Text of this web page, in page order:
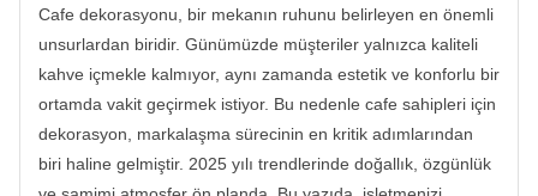
Cafe dekorasyonu, bir mekanın ruhunu belirleyen en önemli
unsurlardan biridir. Günümüzde müşteriler yalnızca kaliteli
kahve içmekle kalmıyor, aynı zamanda estetik ve konforlu bir
ortamda vakit geçirmek istiyor. Bu nedenle cafe sahipleri için
dekorasyon, markalaşma sürecinin en kritik adımlarından
biri haline gelmiştir. 2025 yılı trendlerinde doğallık, özgünlük